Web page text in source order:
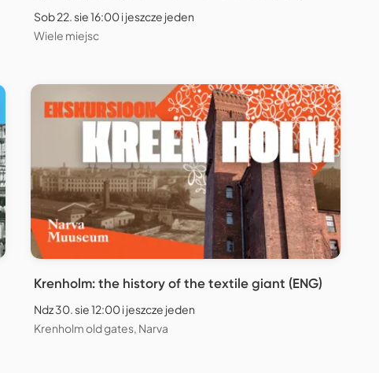
Sob 22. sie 16:00 i jeszcze jeden
Wiele miejsc
Krenholm: the history of the textile giant (ENG)
Ndz 30. sie 12:00 i jeszcze jeden
Krenholm old gates, Narva